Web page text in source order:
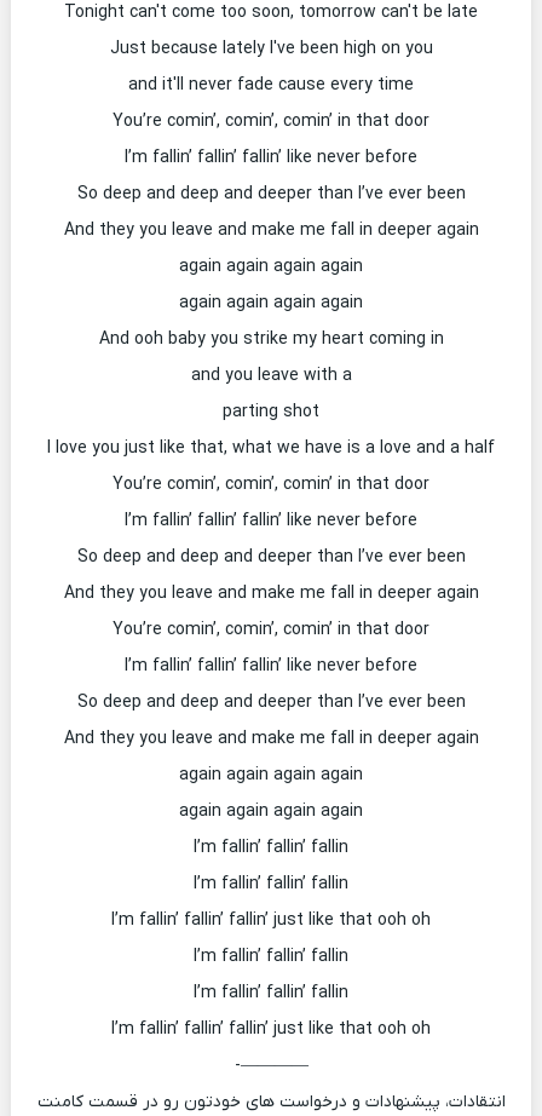
Tonight can't come too soon, tomorrow can't be late
Just because lately I've been high on you
and it'll never fade cause every time
You’re comin’, comin’, comin’ in that door
I’m fallin’ fallin’ fallin’ like never before
So deep and deep and deeper than I’ve ever been
And they you leave and make me fall in deeper again
again again again again
again again again again
And ooh baby you strike my heart coming in
and you leave with a
parting shot
I love you just like that, what we have is a love and a half
You’re comin’, comin’, comin’ in that door
I’m fallin’ fallin’ fallin’ like never before
So deep and deep and deeper than I’ve ever been
And they you leave and make me fall in deeper again
You’re comin’, comin’, comin’ in that door
I’m fallin’ fallin’ fallin’ like never before
So deep and deep and deeper than I’ve ever been
And they you leave and make me fall in deeper again
again again again again
again again again again
I’m fallin’ fallin’ fallin
I’m fallin’ fallin’ fallin
I’m fallin’ fallin’ fallin’ just like that ooh oh
I’m fallin’ fallin’ fallin
I’m fallin’ fallin’ fallin
I’m fallin’ fallin’ fallin’ just like that ooh oh
————-
انتقادات، پیشنهادات و درخواست های خودتون رو در قسمت کامنت